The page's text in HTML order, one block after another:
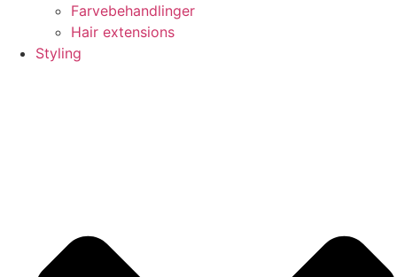
Farvebehandlinger
Hair extensions
Styling